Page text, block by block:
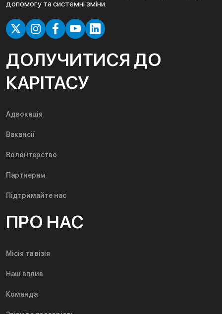
допомогу та системні зміни.
ДОЛУЧИТИСЯ ДО
КАРІТАСУ
Адвокація
Вакансії
Волонтерство
Партнерам
Підтримайте нас
ПРО НАС
Місія та візія
Наш вплив
Команда